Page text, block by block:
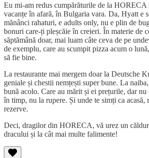
Eu mi-am redus cumpărăturile de la HORECA
vacanțe în afară, în Bulgaria vara. Da, Hyatt e
mănânci rahaturi, e adults only, nu e plin de
bonuri care-ți pleșcăie în creieri. În materie de
săptămână doar, mai luam câte ceva de pe
de exemplu, care au scumpit pizza acum o
să fie bine.
La restaurante mai mergem doar la Deutsche
geniale și chestii nemțești super bune. La
bună acolo. Care au mărit și ei prețurile, dar
în timp, nu la rupere. Și unde te simți ca acasă,
rezerve.
Deci, dragilor din HORECA, vă urez un
dracului și la cât mai multe falimente!